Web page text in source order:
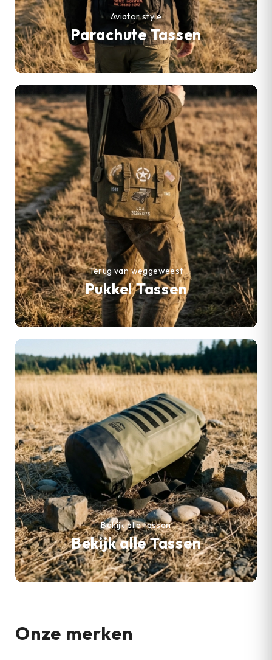
Parachute Tassen
Aviator style
Pukkel Tassen
Terug van weggeweest
Bekijk alle Tassen
Bekijk alle tassen
Onze merken